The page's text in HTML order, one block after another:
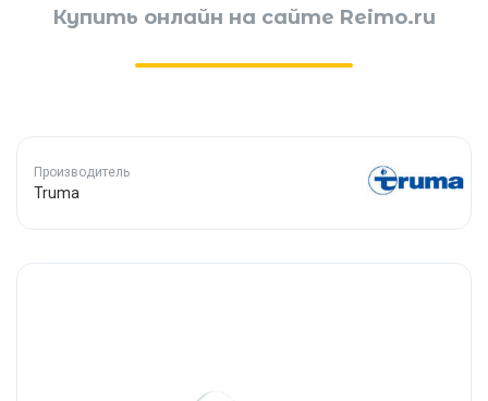
Купить онлайн на сайте Reimo.ru
Производитель
Truma